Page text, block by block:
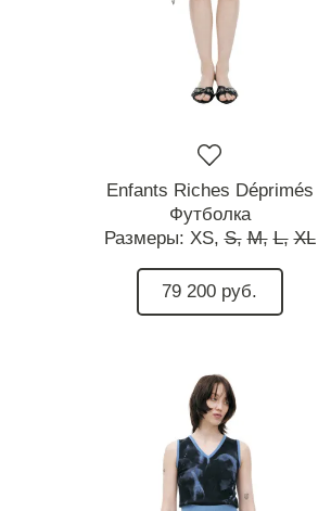
Enfants Riches Déprimés
Футболка
Размеры: XS, S, M, L, XL
79 200 руб.